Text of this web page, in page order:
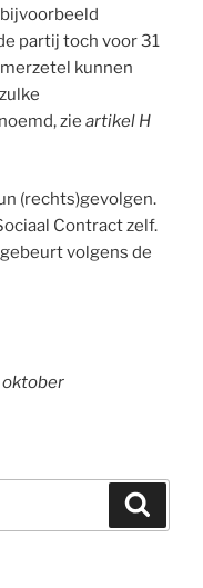
partij toch voor 31
kunnen
zie artikel H
(rechts)gevolgen.
Contract zelf.
volgens de
oktober